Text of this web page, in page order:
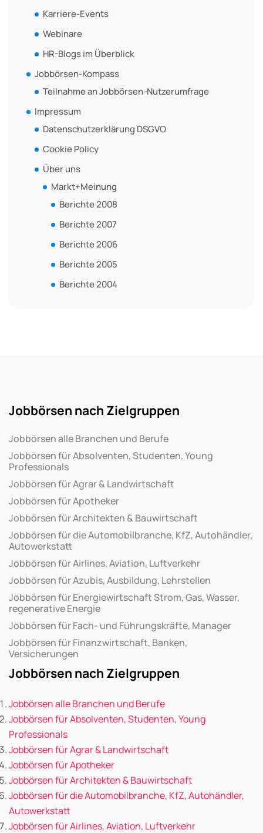
Karriere-Events
Webinare
HR-Blogs im Überblick
Jobbörsen-Kompass
Teilnahme an Jobbörsen-Nutzerumfrage
Impressum
Datenschutzerklärung DSGVO
Cookie Policy
Über uns
Markt+Meinung
Berichte 2008
Berichte 2007
Berichte 2006
Berichte 2005
Berichte 2004
Jobbörsen nach Zielgruppen
Jobbörsen alle Branchen und Berufe
Jobbörsen für Absolventen, Studenten, Young
Professionals
Jobbörsen für Agrar & Landwirtschaft
Jobbörsen für Apotheker
Jobbörsen für Architekten & Bauwirtschaft
Jobbörsen für die Automobilbranche, KfZ, Autohändler,
Autowerkstatt
Jobbörsen für Airlines, Aviation, Luftverkehr
Jobbörsen für Azubis, Ausbildung, Lehrstellen
Jobbörsen für Energiewirtschaft Strom, Gas, Wasser,
regenerative Energie
Jobbörsen für Fach- und Führungskräfte, Manager
Jobbörsen für Finanzwirtschaft, Banken,
Versicherungen
Jobbörsen nach Zielgruppen
Jobbörsen alle Branchen und Berufe
Jobbörsen für Absolventen, Studenten, Young
Professionals
Jobbörsen für Agrar & Landwirtschaft
Jobbörsen für Apotheker
Jobbörsen für Architekten & Bauwirtschaft
Jobbörsen für die Automobilbranche, KfZ, Autohändler,
Autowerkstatt
Jobbörsen für Airlines, Aviation, Luftverkehr